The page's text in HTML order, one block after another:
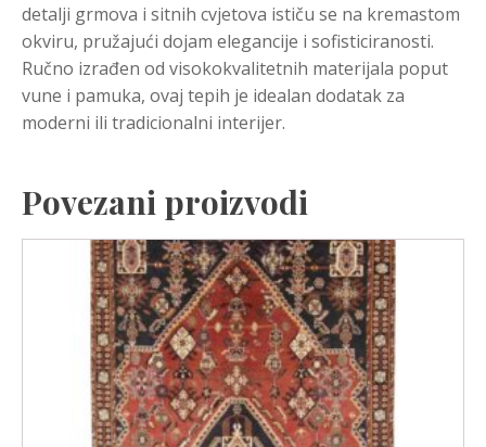
detalji grmova i sitnih cvjetova ističu se na kremastom
okviru, pružajući dojam elegancije i sofisticiranosti.
Ručno izrađen od visokokvalitetnih materijala poput
vune i pamuka, ovaj tepih je idealan dodatak za
moderni ili tradicionalni interijer.
Povezani proizvodi